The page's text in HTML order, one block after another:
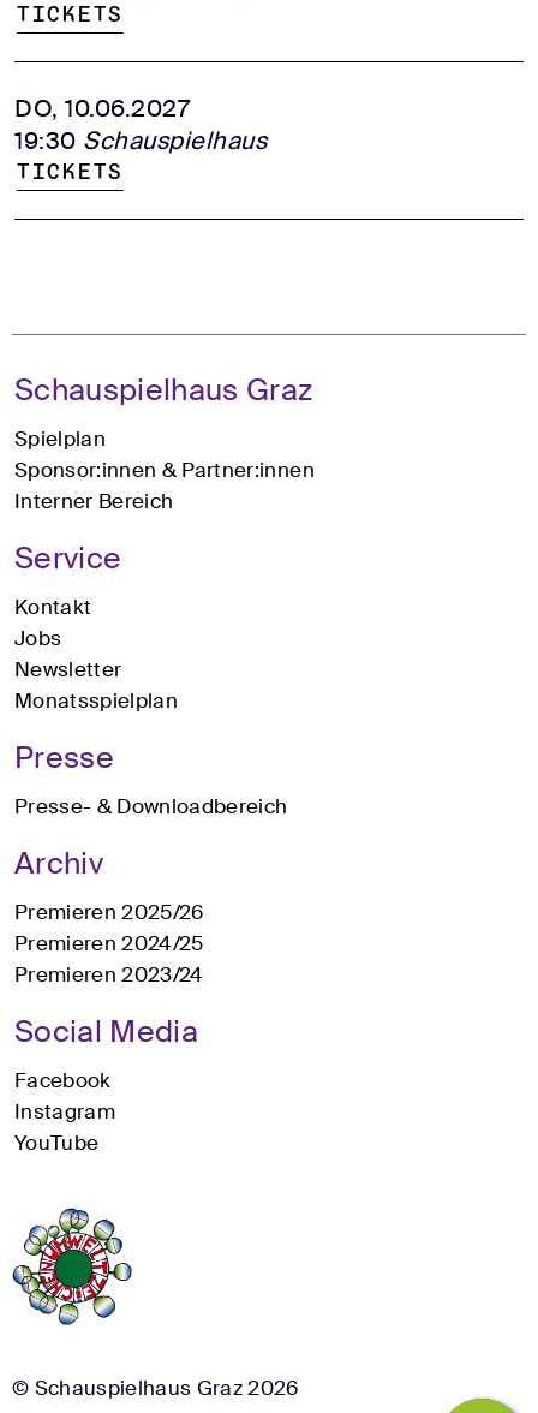
Tickets
DO, 10.06.2027
19:30 Schauspielhaus
Tickets
Schauspielhaus Graz
Spielplan
Sponsor:innen & Partner:innen
Interner Bereich
Service
Kontakt
Jobs
Newsletter
Monatsspielplan
Presse
Presse- & Downloadbereich
Archiv
Premieren 2025/26
Premieren 2024/25
Premieren 2023/24
Social Media
Facebook
Instagram
YouTube
© Schauspielhaus Graz 2026